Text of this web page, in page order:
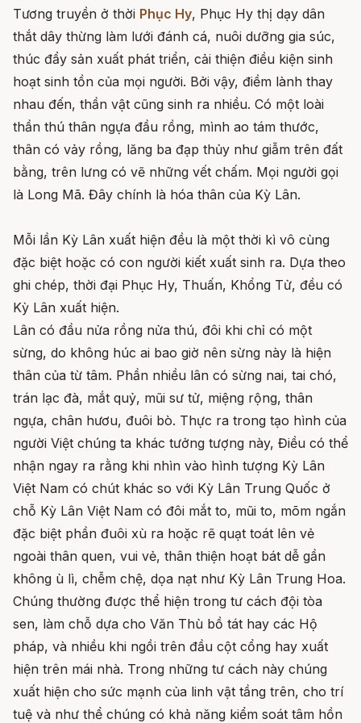
Tương truyền ở thời Phục Hy, Phục Hy thị dạy dân
thắt dây thừng làm lưới đánh cá, nuôi dưỡng gia súc,
thúc đẩy sản xuất phát triển, cải thiện điều kiện sinh
hoạt sinh tồn của mọi người. Bởi vậy, điềm lành thay
nhau đến, thần vật cũng sinh ra nhiều. Có một loài
thần thú thân ngựa đầu rồng, mình ao tám thước,
thân có vảy rồng, lăng ba đạp thủy như giẫm trên đất
bằng, trên lưng có vẽ những vết chấm. Mọi người gọi
là Long Mã. Đây chính là hóa thân của Kỳ Lân.
Mỗi lần Kỳ Lân xuất hiện đều là một thời kì vô cùng
đặc biệt hoặc có con người kiết xuất sinh ra. Dựa theo
ghi chép, thời đại Phục Hy, Thuấn, Khổng Tử, đều có
Kỳ Lân xuất hiện.
Lân có đầu nửa rồng nửa thú, đôi khi chỉ có một
sừng, do không húc ai bao giờ nên sừng này là hiện
thân của từ tâm. Phần nhiều lân có sừng nai, tai chó,
trán lạc đà, mắt quỷ, mũi sư tử, miệng rộng, thân
ngựa, chân hươu, đuôi bò. Thực ra trong tạo hình của
người Việt chúng ta khác tưởng tượng này, Điều có thể
nhận ngay ra rằng khi nhìn vào hình tượng Kỳ Lân
Việt Nam có chút khác so với Kỳ Lân Trung Quốc ở
chỗ Kỳ Lân Việt Nam có đôi mắt to, mũi to, mõm ngắn
đặc biệt phần đuôi xù ra hoặc rẽ quạt toát lên vẻ
ngoài thân quen, vui vẻ, thân thiện hoạt bát dễ gần
không ù lì, chễm chệ, dọa nạt như Kỳ Lân Trung Hoa.
Chúng thường được thể hiện trong tư cách đội tòa
sen, làm chỗ dựa cho Văn Thù bồ tát hay các Hộ
pháp, và nhiều khi ngồi trên đầu cột cổng hay xuất
hiện trên mái nhà. Trong những tư cách này chúng
xuất hiện cho sức mạnh của linh vật tầng trên, cho trí
tuệ và như thể chúng có khả năng kiểm soát tâm hồn